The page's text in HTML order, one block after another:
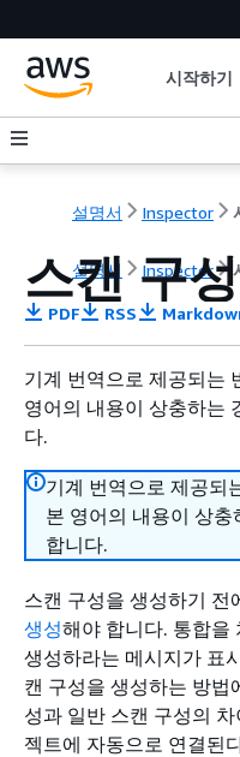
시작하기
설명서 Inspector
설명서 Inspector
스캔 구
PDF RSS
기계 번역으로 제공되는
영어의 내용이 상충하는
다.
기계 번역으로 제공되
본 영어의 내용이 상
합니다.
스캔 구성을 생성하기 전
생성해야 합니다. 통합을
생성하라는 메시지가 표
캔 구성을 생성하는 방법
성과 일반 스캔 구성의
젝트에 자동으로 연결된